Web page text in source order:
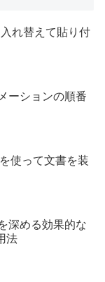
れ替えて貼り付
ーションの順番
使って文書を装
深める効果的な
法